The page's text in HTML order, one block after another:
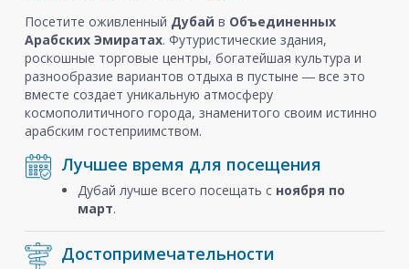
Посетите оживленный Дубай в Объединенных
Арабских Эмиратах. Футуристические здания,
роскошные торговые центры, богатейшая культура и
разнообразие вариантов отдыха в пустыне ― все это
вместе создает уникальную атмосферу
космополитичного города, знаменитого своим истинно
арабским гостеприимством.
Лучшее время для посещения
Дубай лучше всего посещать с ноября по
март.
Достопримечательности